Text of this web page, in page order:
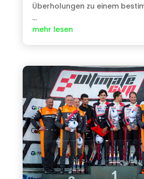
Überholungen zu einem
…
mehr lesen